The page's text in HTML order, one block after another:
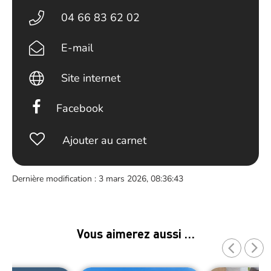
04 66 83 62 02
E-mail
Site internet
Facebook
Ajouter au carnet
Dernière modification : 3 mars 2026, 08:36:43
Vous aimerez aussi …